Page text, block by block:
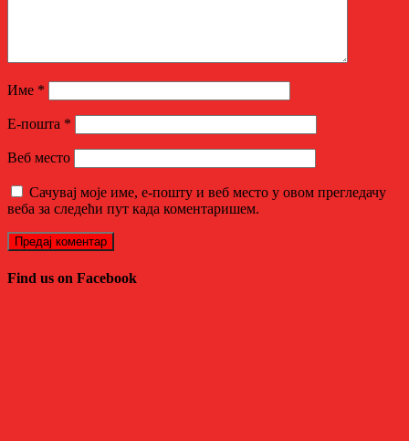
Име *
Е-пошта *
Веб место
Сачувај моје име, е-пошту и веб место у овом прегледачу
веба за следећи пут када коментаришем.
Find us on Facebook